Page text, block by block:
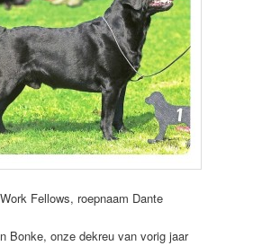
Fellows, roepnaam Dante
Bonke, onze dekreu van vorig jaar